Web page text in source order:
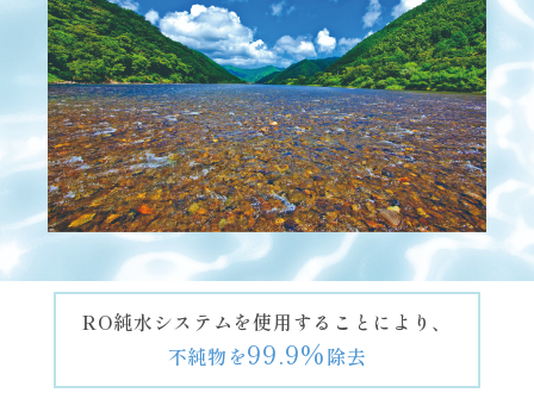
RO純水システムを使用することにより、
不純物を99.9%除去